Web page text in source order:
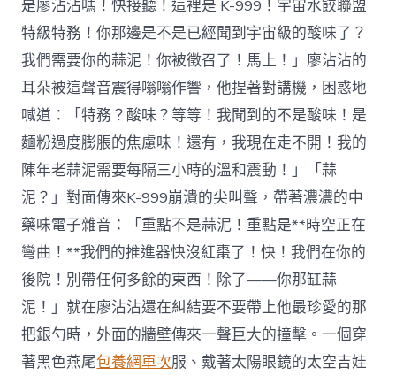
是廖沾沾嗎！快接聽！這裡是 K-999！宇宙水餃聯盟
特級特務！你那邊是不是已經聞到宇宙級的酸味了？
我們需要你的蒜泥！你被徵召了！馬上！」廖沾沾的
耳朵被這聲音震得嗡嗡作響，他捏著對講機，困惑地
喊道：「特務？酸味？等等！我聞到的不是酸味！是
麵粉過度膨脹的焦慮味！還有，我現在走不開！我的
陳年老蒜泥需要每隔三小時的溫和震動！」「蒜
泥？」對面傳來K-999崩潰的尖叫聲，帶著濃濃的中
藥味電子雜音：「重點不是蒜泥！重點是**時空正在
彎曲！**我們的推進器快沒紅棗了！快！我們在你的
後院！別帶任何多餘的東西！除了——你那缸蒜
泥！」就在廖沾沾還在糾結要不要帶上他最珍愛的那
把銀勺時，外面的牆壁傳來一聲巨大的撞擊。一個穿
著黑色燕尾包養網單次服、戴著太陽眼鏡的太空吉娃